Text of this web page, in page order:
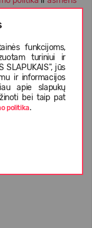
funkcijoms,
turiniui ir
SLAPUKAIS", jūs
ir informacijos
apie slapukų
bei taip pat
politika.